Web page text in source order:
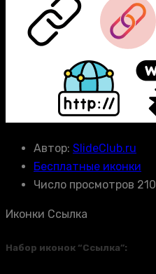
Автор: SlideClub.ru
Бесплатные иконки
Число просмотров 210
Иконки Ссылка
Набор иконок “Ссылка”: